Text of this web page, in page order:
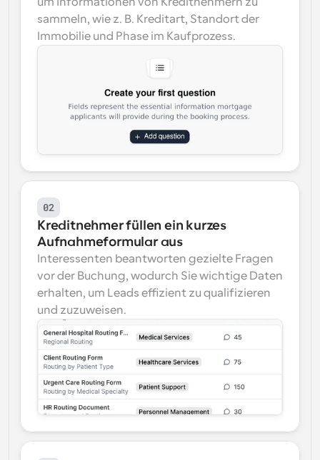
sammeln, wie z. B. Kreditart, Standort der
Immobilie und Phase im Kaufprozess.
02
Kreditnehmer füllen ein kurzes
Aufnahmeformular aus
Interessenten beantworten gezielte Fragen
vor der Buchung, wodurch Sie wichtige Daten
erhalten, um Leads effizient zu qualifizieren
und zuzuweisen.